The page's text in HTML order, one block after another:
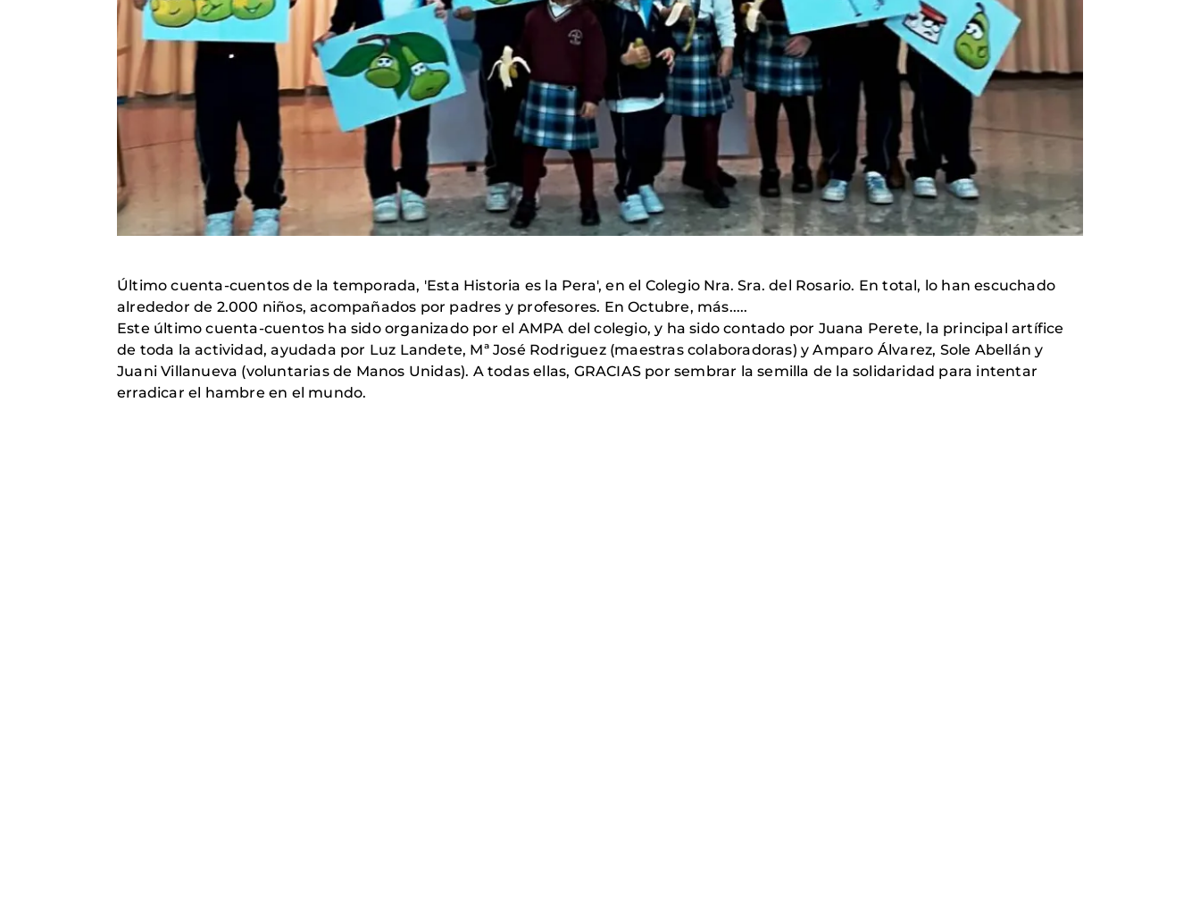
Último cuenta-cuentos de la temporada, 'Esta Historia es la Pera', en el Colegio Nra. Sra. del Rosario. En total, lo han escuchado
alrededor de 2.000 niños, acompañados por padres y profesores. En Octubre, más.....
Este último cuenta-cuentos ha sido organizado por el AMPA del colegio, y ha sido contado por Juana Perete, la principal artífice
de toda la actividad, ayudada por Luz Landete, Mª José Rodriguez (maestras colaboradoras) y Amparo Álvarez, Sole Abellán y
Juani Villanueva (voluntarias de Manos Unidas). A todas ellas, GRACIAS por sembrar la semilla de la solidaridad para intentar
erradicar el hambre en el mundo.